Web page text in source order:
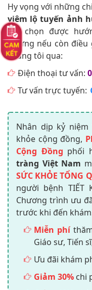
Hy vọng với những
viêm lộ tuyến ảnh
lựa chọn được
Nhưng nếu còn điều
chúng tôi qua:
Điện thoại tư vấn:
Tư vấn trực tuyến:
Nhân dịp kỷ
khỏe cộng đồng,
Cộng Đồng phối
tràng Việt Nam
SỨC KHỎE TỔNG
người bệnh TIẾT
Chương trình ưu
trước khi đến
Miễn phí
Giáo sư, Tiến
Ưu đãi khám
Giảm 30% chi